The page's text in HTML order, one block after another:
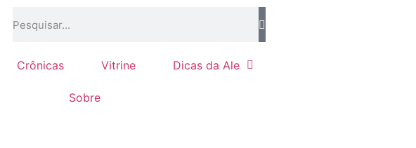
Crônicas Vitrine Dicas da Ale
Sobre